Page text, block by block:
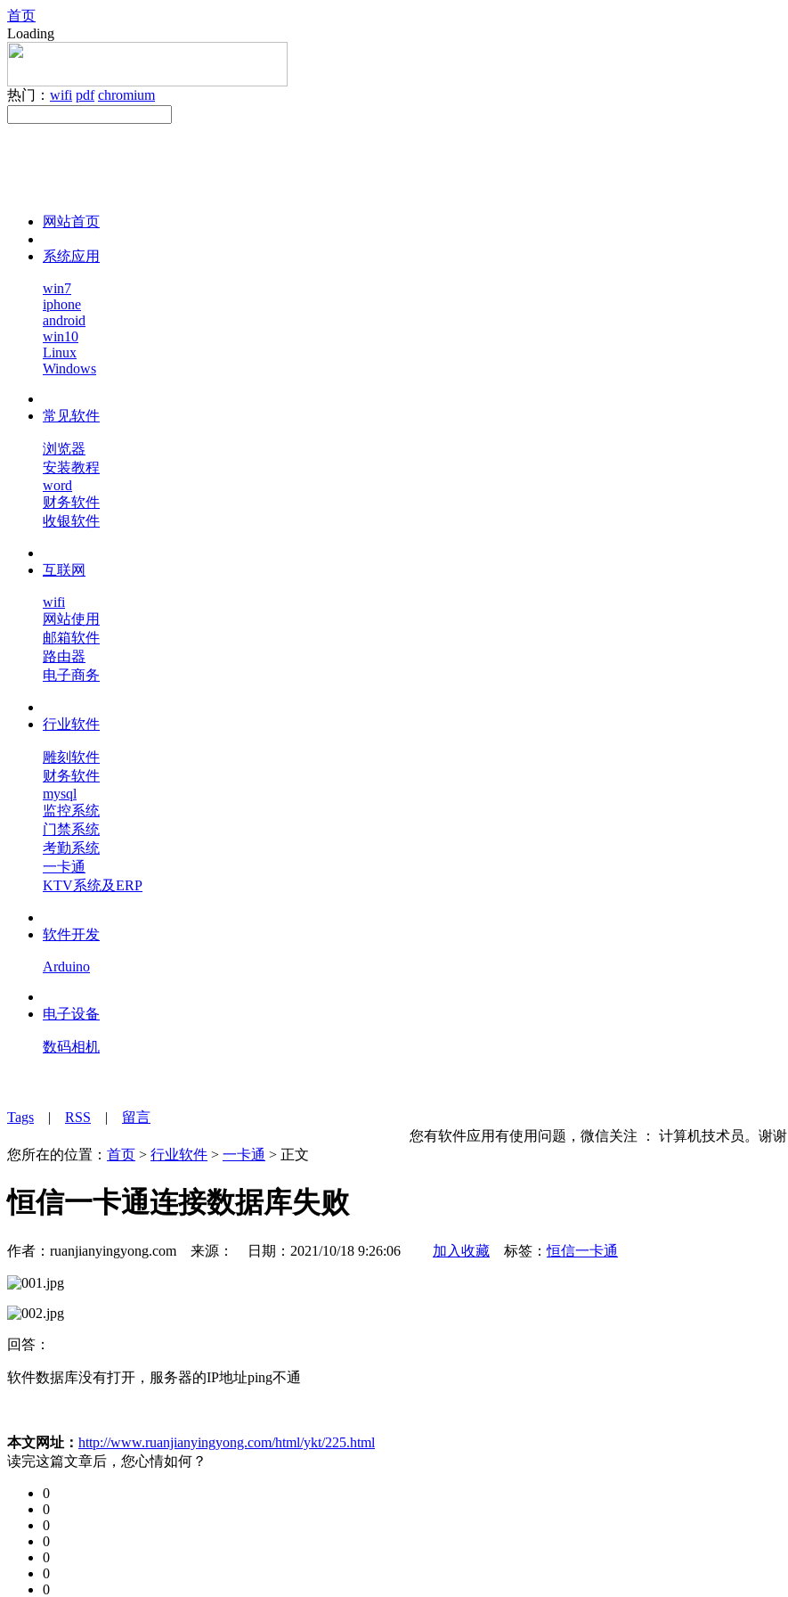
首页
Loading
热门： wifi pdf chromium
网站首页
系统应用
win7
iphone
android
win10
Linux
Windows
常见软件
浏览器
安装教程
word
财务软件
收银软件
互联网
wifi
网站使用
邮箱软件
路由器
电子商务
行业软件
雕刻软件
财务软件
mysql
监控系统
门禁系统
考勤系统
一卡通
KTV系统及ERP
软件开发
Arduino
电子设备
数码相机
Tags | RSS | 留言
您有软件应用有使用问题，微信关注 ： 计算机技术员。谢谢
您所在的位置： 首页 > 行业软件 > 一卡通 > 正文
恒信一卡通连接数据库失败
作者：ruanjianyingyong.com 来源： 日期：2021/10/18 9:26:06 加入收藏 标签：恒信一卡通
回答：
软件数据库没有打开，服务器的IP地址ping不通
本文网址： http://www.ruanjianyingyong.com/html/ykt/225.html
读完这篇文章后，您心情如何？
0
0
0
0
0
0
0